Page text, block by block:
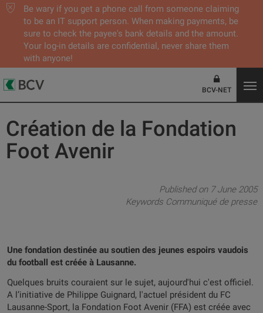
Be wary if you get a phone call from someone claiming
to be an IT support person. When making payments, be
sure to check the payee's bank details and the amount.
Your log-in details are confidential, never share them
with anyone!
BCV-NET
Création de la Fondation
Foot Avenir
Published on 7 June 2005
Keywords Communiqué de presse
Une fondation destinée au soutien des jeunes espoirs vaudois
du football est créée à Lausanne.
Quelques bruits couraient sur le sujet, aujourd'hui c'est officiel.
A l’initiative de Philippe Guignard, l'actuel président du FC
Lausanne-Sport, la Fondation Foot Avenir (FFA) est créée avec